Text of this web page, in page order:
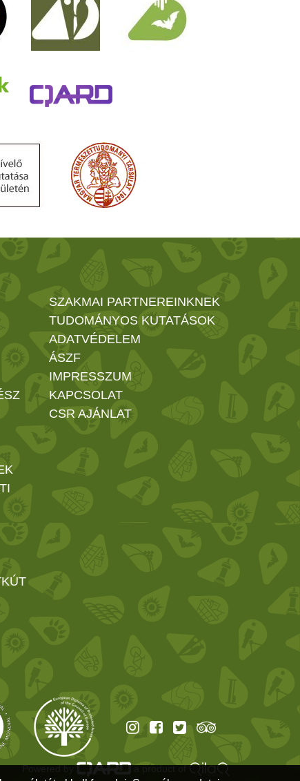
SZAKMAI PARTNEREINKNEK
TUDOMÁNYOS KUTATÁSOK
ADATVÉDELEM
ÁSZF
IMPRESSZUM
KAPCSOLAT
CSR AJÁNLAT
Powered by a product of